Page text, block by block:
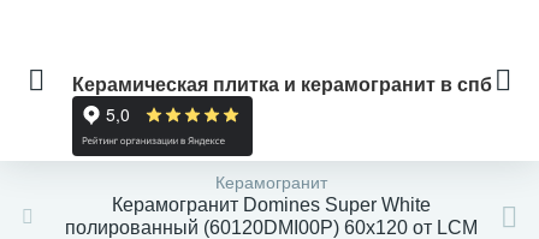
Керамическая плитка и керамогранит в спб
Керамогранит
Керамогранит Domines Super White
полированный (60120DMI00P) 60x120 от LCM